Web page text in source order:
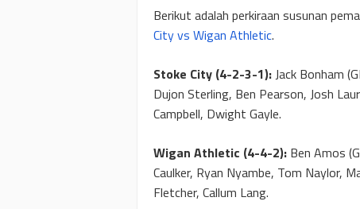
Berikut adalah perkiraan susunan
City vs Wigan Athletic.
Stoke City (4-2-3-1): Jack Bonham
Dujon Sterling, Ben Pearson, Josh
Campbell, Dwight Gayle.
Wigan Athletic (4-4-2): Ben Amos
Caulker, Ryan Nyambe, Tom Naylor,
Fletcher, Callum Lang.